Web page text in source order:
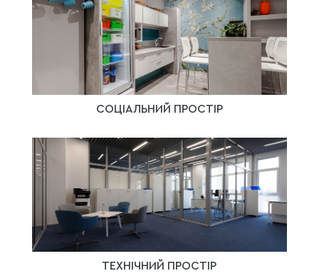
СОЦІАЛЬНИЙ ПРОСТІР
ТЕХНІЧНИЙ ПРОСТІР